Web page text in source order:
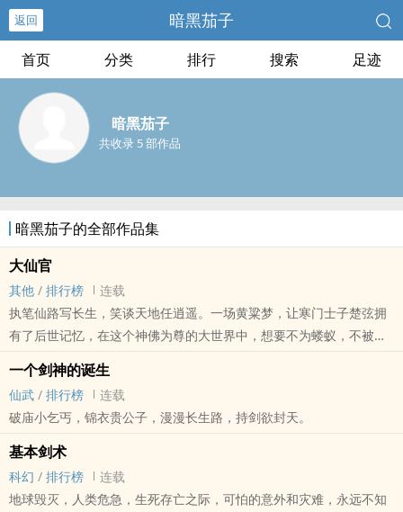
返回 暗黑茄子
首页 分类 排行 搜索 足迹
暗黑茄子
共收录 5 部作品
暗黑茄子的全部作品集
大仙官
其他 / 排行榜
连载
执笔仙路写长生，笑谈天地任逍遥。一场黄粱梦，让寒门士子楚弦拥
有了后世记忆，在这个神佛为尊的大世界中，想要不为蝼蚁，不被奴
一个剑神的诞生
仙武 / 排行榜
连载
破庙小乞丐，锦衣贵公子，漫漫长生路，持剑欲封天。
基本剑术
科幻 / 排行榜
连载
地球毁灭，人类危急，生死存亡之际，可怕的意外和灾难，永远不知